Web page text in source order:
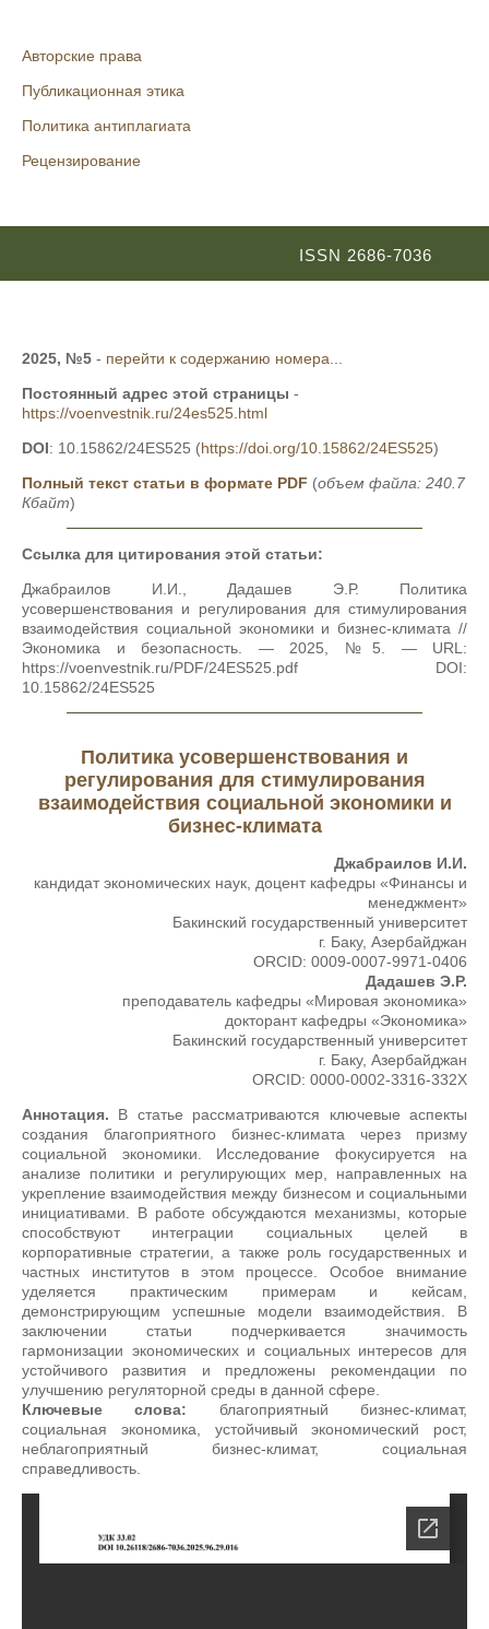
Авторские права
Публикационная этика
Политика антиплагиата
Рецензирование
ISSN 2686-7036
2025, №5 - перейти к содержанию номера...
Постоянный адрес этой страницы -
https://voenvestnik.ru/24es525.html
DOI: 10.15862/24ES525 (https://doi.org/10.15862/24ES525)
Полный текст статьи в формате PDF (объем файла: 240.7
Кбайт)
Ссылка для цитирования этой статьи:
Джабраилов И.И., Дадашев Э.Р. Политика
усовершенствования и регулирования для стимулирования
взаимодействия социальной экономики и бизнес-климата //
Экономика и безопасность. — 2025, №5. — URL:
https://voenvestnik.ru/PDF/24ES525.pdf DOI:
10.15862/24ES525
Политика усовершенствования и
регулирования для стимулирования
взаимодействия социальной экономики и
бизнес-климата
Джабраилов И.И.
кандидат экономических наук, доцент кафедры «Финансы и
менеджмент»
Бакинский государственный университет
г. Баку, Азербайджан
ORCID: 0009-0007-9971-0406
Дадашев Э.Р.
преподаватель кафедры «Мировая экономика»
докторант кафедры «Экономика»
Бакинский государственный университет
г. Баку, Азербайджан
ORCID: 0000-0002-3316-332X
Аннотация. В статье рассматриваются ключевые аспекты
создания благоприятного бизнес-климата через призму
социальной экономики. Исследование фокусируется на
анализе политики и регулирующих мер, направленных на
укрепление взаимодействия между бизнесом и социальными
инициативами. В работе обсуждаются механизмы, которые
способствуют интеграции социальных целей в
корпоративные стратегии, а также роль государственных и
частных институтов в этом процессе. Особое внимание
уделяется практическим примерам и кейсам,
демонстрирующим успешные модели взаимодействия. В
заключении статьи подчеркивается значимость
гармонизации экономических и социальных интересов для
устойчивого развития и предложены рекомендации по
улучшению регуляторной среды в данной сфере.
Ключевые слова: благоприятный бизнес-климат,
социальная экономика, устойчивый экономический рост,
неблагоприятный бизнес-климат, социальная
справедливость.